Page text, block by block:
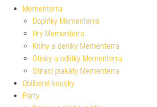
Mementerra
Doplňky Mementerra
Hry Mementerra
Knihy a deníky Mementerra
Otisky a odlitky Mementerra
Stírací plakáty Mementerra
Oblíbené kousky
Párty